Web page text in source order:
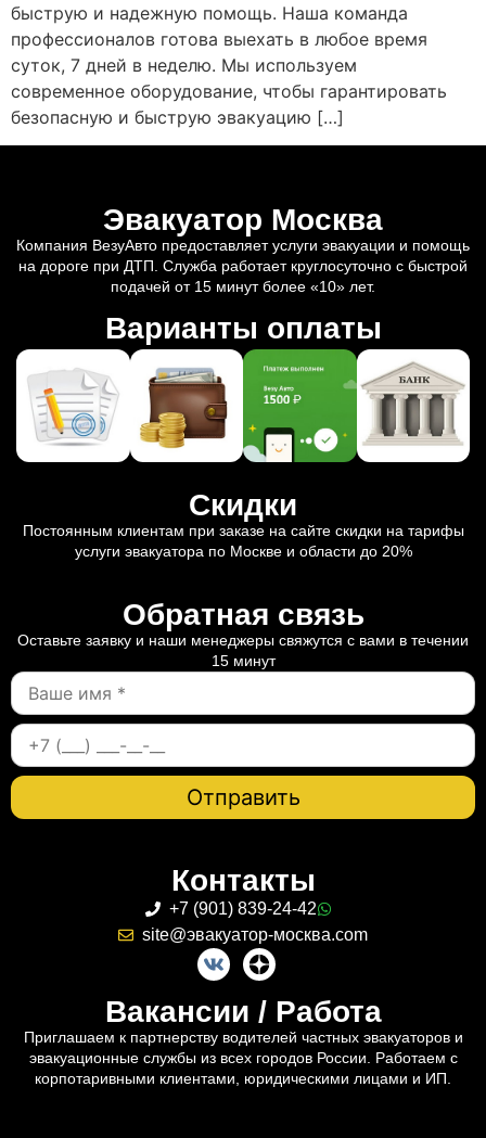
быструю и надежную помощь. Наша команда
профессионалов готова выехать в любое время
суток, 7 дней в неделю. Мы используем
современное оборудование, чтобы гарантировать
безопасную и быструю эвакуацию […]
Эвакуатор Москва
Компания ВезуАвто предоставляет услуги эвакуации и помощь
на дороге при ДТП. Служба работает круглосуточно с быстрой
подачей от 15 минут более «10» лет.
Варианты оплаты
Скидки
Постоянным клиентам при заказе на сайте скидки на тарифы
услуги эвакуатора по Москве и области до 20%
Обратная связь
Оставьте заявку и наши менеджеры свяжутся с вами в течении
15 минут
Контакты
+7 (901) 839-24-42
site@эвакуатор-москва.com
Вакансии / Работа
Приглашаем к партнерству водителей частных эвакуаторов и
эвакуационные службы из всех городов России. Работаем с
корпотаривными клиентами, юридическими лицами и ИП.